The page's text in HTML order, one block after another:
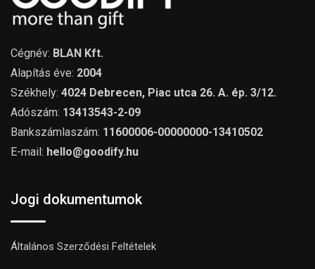
Cégnév: BLAN Kft.
Alapítás éve: 2004
Székhely: 4024 Debrecen, Piac utca 26. A. ép. 3/12.
Adószám: 13413543-2-09
Bankszámlaszám: 11600006-00000000-13410502
E-mail: hello@goodify.hu
Jogi dokumentumok
Általános Szerződési Feltételek